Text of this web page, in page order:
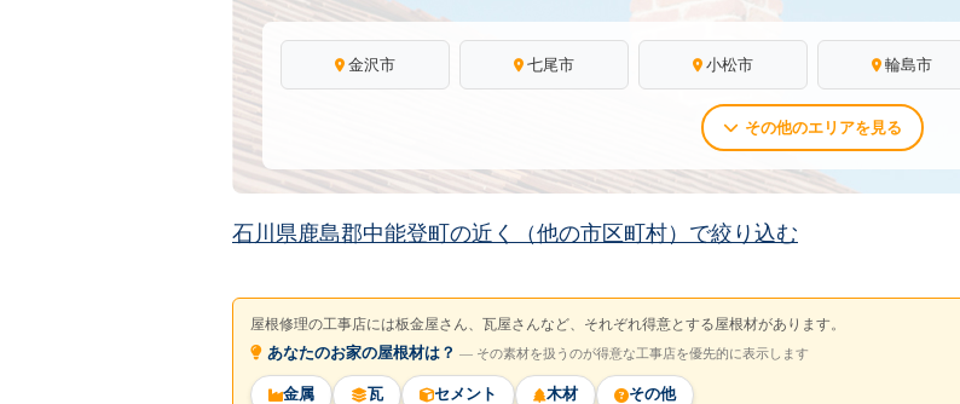
金沢市 七尾市 小松市 輪島市
その他のエリアを見る
石川県鹿島郡中能登町の近く（他の市区町村）で絞り込む
屋根修理の工事店には板金屋さん、瓦屋さんなど、それぞれ得意とする屋根材があります。
あなたのお家の屋根材は？ ― その素材を扱うのが得意な工事店を優先的に表示します
金属 瓦 セメント 木材 その他